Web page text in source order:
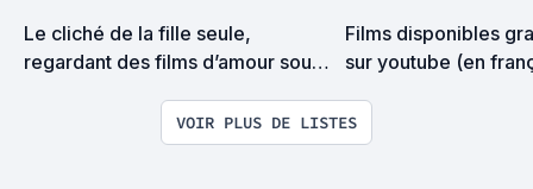
Le cliché de la fille seule,
regardant des films d’amour sous
Films disponibles
sur youtube (en
VOIR PLUS DE LISTES